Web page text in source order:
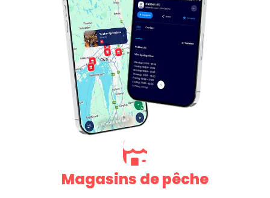
Magasins de pêche